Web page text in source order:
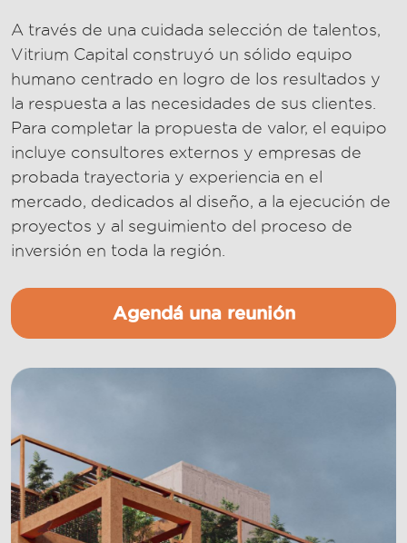
A través de una cuidada selección de talentos,
Vitrium Capital construyó un sólido equipo
humano centrado en logro de los resultados y
la respuesta a las necesidades de sus clientes.
Para completar la propuesta de valor, el equipo
incluye consultores externos y empresas de
probada trayectoria y experiencia en el
mercado, dedicados al diseño, a la ejecución de
proyectos y al seguimiento del proceso de
inversión en toda la región.
Agendá una reunión